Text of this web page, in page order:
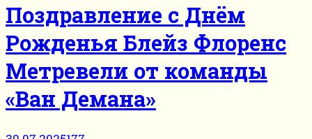
Поздравление с Днём
Рожденья Блейз Флоренс
Метревели от команды
«Ван Демана»